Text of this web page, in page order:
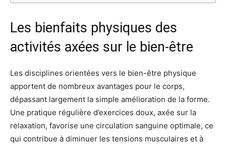
Les bienfaits physiques des
activités axées sur le bien-être
Les disciplines orientées vers le bien-être physique
apportent de nombreux avantages pour le corps,
dépassant largement la simple amélioration de la forme.
Une pratique régulière d’exercices doux, axée sur la
relaxation, favorise une circulation sanguine optimale, ce
qui contribue à diminuer les tensions musculaires et à